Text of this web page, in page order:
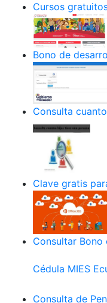
Cursos
Bono de
Consulta
Clave gratis
Consultar
Cédula MIES
Consulta de